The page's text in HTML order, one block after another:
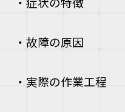
・故障の原因
・実際の作業工程